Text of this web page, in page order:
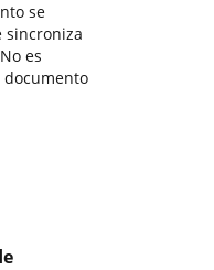
se
sincroniza
es
documento